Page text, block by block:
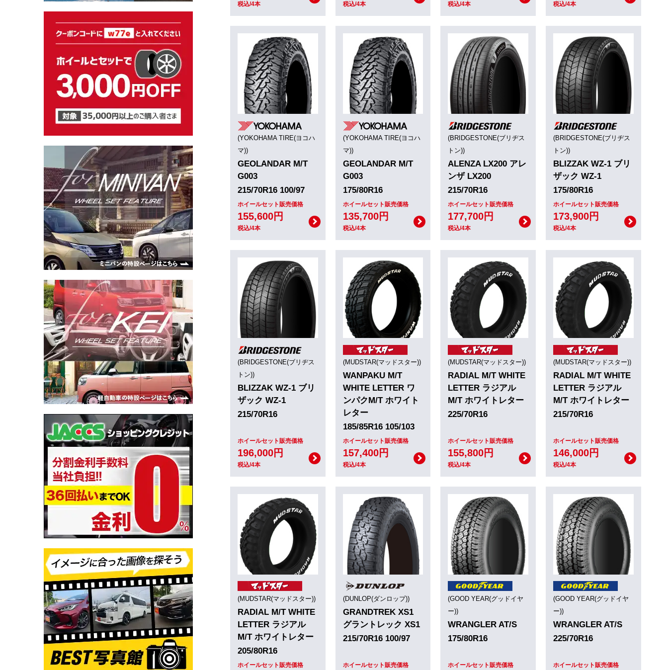
税込/4本 税込/4本 税込/4本 税込/4本
(YOKOHAMA TIRE(ヨコハ
マ))
GEOLANDAR M/T
G003
215/70R16 100/97
ホイールセット販売価格
155,600円
税込/4本
(YOKOHAMA TIRE(ヨコハ
マ))
GEOLANDAR M/T
G003
175/80R16
ホイールセット販売価格
135,700円
税込/4本
(BRIDGESTONE(ブリヂス
トン))
ALENZA LX200 アレ
ンザ LX200
215/70R16
ホイールセット販売価格
177,700円
税込/4本
(BRIDGESTONE(ブリヂス
トン))
BLIZZAK WZ-1 ブリ
ザック WZ-1
175/80R16
ホイールセット販売価格
173,900円
税込/4本
(BRIDGESTONE(ブリヂス
トン))
BLIZZAK WZ-1 ブリ
ザック WZ-1
215/70R16
ホイールセット販売価格
196,000円
税込/4本
(MUDSTAR(マッドスター))
WANPAKU M/T
WHITE LETTER ワ
ンパクM/T ホワイト
レター
185/85R16 105/103
ホイールセット販売価格
157,400円
税込/4本
(MUDSTAR(マッドスター))
RADIAL M/T WHITE
LETTER ラジアル
M/T ホワイトレター
225/70R16
ホイールセット販売価格
155,800円
税込/4本
(MUDSTAR(マッドスター))
RADIAL M/T WHITE
LETTER ラジアル
M/T ホワイトレター
215/70R16
ホイールセット販売価格
146,000円
税込/4本
(MUDSTAR(マッドスター))
RADIAL M/T WHITE
LETTER ラジアル
M/T ホワイトレター
205/80R16
ホイールセット販売価格
(DUNLOP(ダンロップ))
GRANDTREK XS1
グラントレック XS1
215/70R16 100/97
ホイールセット販売価格
(GOOD YEAR(グッドイヤ
ー))
WRANGLER AT/S
175/80R16
ホイールセット販売価格
(GOOD YEAR(グッドイヤ
ー))
WRANGLER AT/S
225/70R16
ホイールセット販売価格